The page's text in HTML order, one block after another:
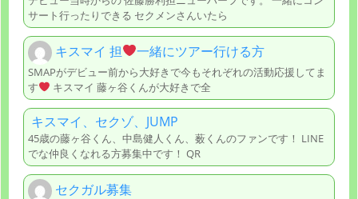
サート行ったりできる セクメンさんいたら
キスマイ 担 一緒にツアー行ける方
SMAPがデビュー前から大好きで今もそれぞれの活動応援してま
す
キスマイ 藤ヶ谷くんが大好きで全
キスマイ、セクゾ、JUMP
45歳の藤ヶ谷くん、中島健人くん、薮くんのファンです！ LINE
でな仲良くなれる方募集中です！ QR
セクガル募集